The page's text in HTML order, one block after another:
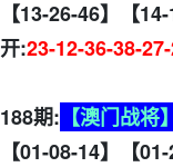
【13-26-46】【
开:23-12-36-38-
188期: 【澳门战将】
【01-08-14】【